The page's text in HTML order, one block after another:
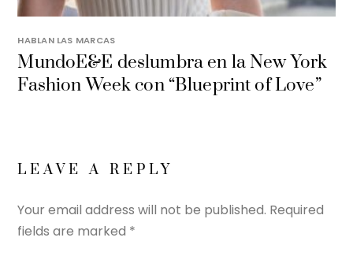
HABLAN LAS MARCAS
MundoE&E deslumbra en la New York
Fashion Week con “Blueprint of Love”
LEAVE A REPLY
Your email address will not be published. Required
fields are marked *